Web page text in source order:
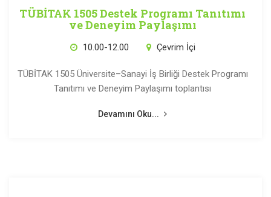
TÜBİTAK 1505 Destek Programı Tanıtımı
ve Deneyim Paylaşımı
10.00-12.00 Çevrim İçi
TÜBİTAK 1505 Üniversite–Sanayi İş Birliği Destek Programı
Tanıtımı ve Deneyim Paylaşımı toplantısı
Devamını Oku...